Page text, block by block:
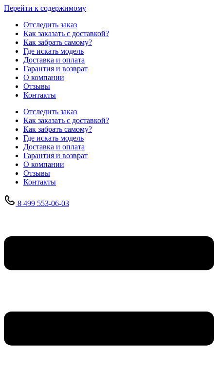
Перейти к содержимому
Отследить заказ
Как заказать с доставкой?
Как забрать самому?
Где искать модель
Доставка и оплата
Гарантия и возврат
О компании
Отзывы
Контакты
Отследить заказ
Как заказать с доставкой?
Как забрать самому?
Где искать модель
Доставка и оплата
Гарантия и возврат
О компании
Отзывы
Контакты
8 499 553-06-03